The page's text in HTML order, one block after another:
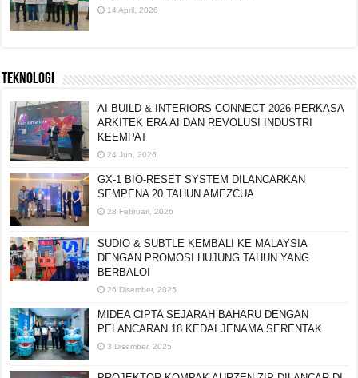
14 April, 2026
TEKNOLOGI
AI BUILD & INTERIORS CONNECT 2026 PERKASA
ARKITEK ERA AI DAN REVOLUSI INDUSTRI
KEEMPAT
24 Jun, 2026
GX-1 BIO-RESET SYSTEM DILANCARKAN
SEMPENA 20 TAHUN AMEZCUA
28 Februari, 2026
SUDIO & SUBTLE KEMBALI KE MALAYSIA
DENGAN PROMOSI HUJUNG TAHUN YANG
BERBALOI
26 Disember, 2025
MIDEA CIPTA SEJARAH BAHARU DENGAN
PELANCARAN 18 KEDAI JENAMA SERENTAK
3 Disember, 2025